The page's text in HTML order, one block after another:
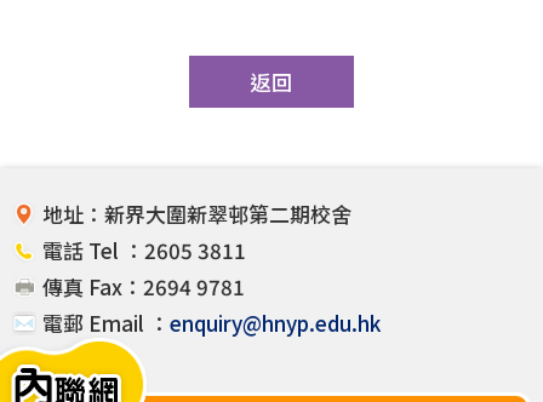
返回
地址：新界大圍新翠邨第二期校舍
電話 Tel ：2605 3811
傳真 Fax：2694 9781
電郵 Email ： enquiry@hnyp.edu.hk